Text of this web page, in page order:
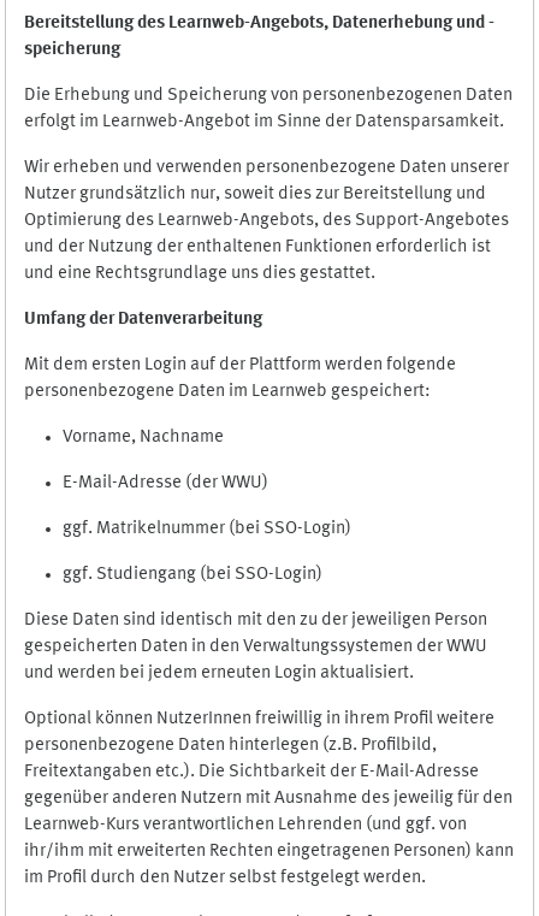
Bereitstellung des Learnweb-Angebots, Datenerhebung und -
speicherung
Die Erhebung und Speicherung von personenbezogenen Daten
erfolgt im Learnweb-Angebot im Sinne der Datensparsamkeit.
Wir erheben und verwenden personenbezogene Daten unserer
Nutzer grundsätzlich nur, soweit dies zur Bereitstellung und
Optimierung des Learnweb-Angebots, des Support-Angebotes
und der Nutzung der enthaltenen Funktionen erforderlich ist
und eine Rechtsgrundlage uns dies gestattet.
Umfang der Datenverarbeitung
Mit dem ersten Login auf der Plattform werden folgende
personenbezogene Daten im Learnweb gespeichert:
Vorname, Nachname
E-Mail-Adresse (der WWU)
ggf. Matrikelnummer (bei SSO-Login)
ggf. Studiengang (bei SSO-Login)
Diese Daten sind identisch mit den zu der jeweiligen Person
gespeicherten Daten in den Verwaltungssystemen der WWU
und werden bei jedem erneuten Login aktualisiert.
Optional können NutzerInnen freiwillig in ihrem Profil weitere
personenbezogene Daten hinterlegen (z.B. Profilbild,
Freitextangaben etc.). Die Sichtbarkeit der E-Mail-Adresse
gegenüber anderen Nutzern mit Ausnahme des jeweilig für den
Learnweb-Kurs verantwortlichen Lehrenden (und ggf. von
ihr/ihm mit erweiterten Rechten eingetragenen Personen) kann
im Profil durch den Nutzer selbst festgelegt werden.